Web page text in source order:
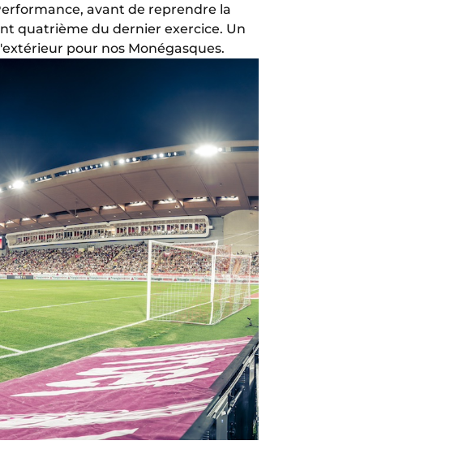
avant de reprendre la
quatrième du dernier exercice. Un
pour nos Monégasques.